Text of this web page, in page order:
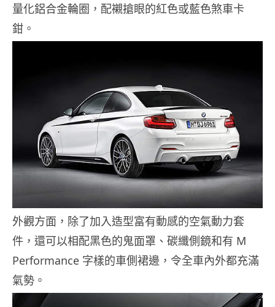
量化鋁合金輪圈，配襯搶眼的紅色或藍色煞車卡
鉗。
外觀方面，除了加入造型富有動感的空氣動力套
件，還可以相配黑色的鬼面罩、碳纖側鏡和有 M
Performance 字樣的車側裙邊，令全車內外都充滿
氣勢。